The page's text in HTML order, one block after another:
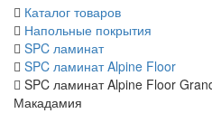
Каталог товаров
Напольные покрытия
SPC ламинат
SPC ламинат Alpine Floor
SPC ламинат Alpine Floor
Макадамия